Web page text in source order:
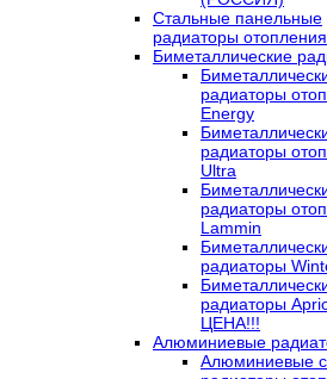
Стальные панельные
радиаторы отопления
Биметаллические
радиаторы
Energy
радиаторы
Ultra
радиаторы
Lammin
радиаторы
радиаторы
ЦЕНА!!!
Алюминиевые
Алюминиевые